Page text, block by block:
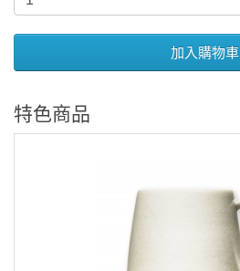
加入購物車
特色商品